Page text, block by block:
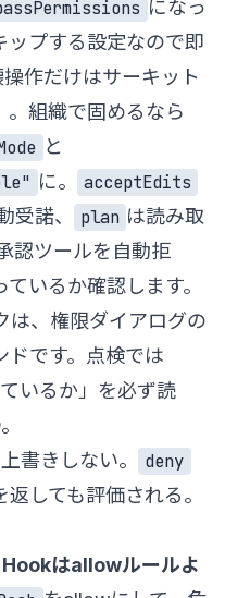
になっ
ップする設定なので即
作だけはサーキット
。組織で固めるなら
と
に。
acceptEdits
受諾、 plan は読み取
認ツールを自動拒
いるか確認します。
は、権限ダイアログの
ドです。点検では
いるか」を必ず読
書きしない。
deny
返しても評価される。
はallowルールよ